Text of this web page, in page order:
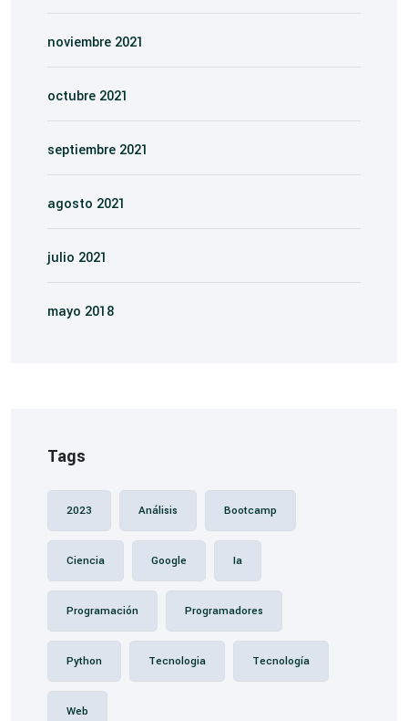
noviembre 2021
octubre 2021
septiembre 2021
agosto 2021
julio 2021
mayo 2018
Tags
2023 Análisis Bootcamp
Ciencia Google Ia
Programación Programadores
Python Tecnologia Tecnología
Web